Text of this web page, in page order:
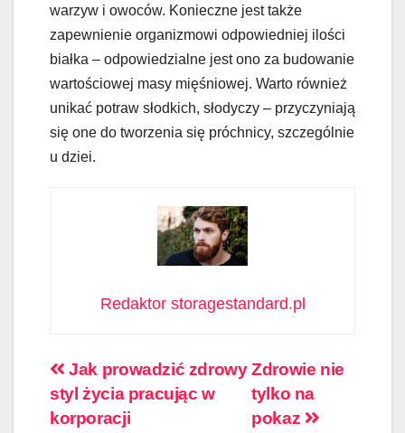
warzyw i owoców. Konieczne jest także
zapewnienie organizmowi odpowiedniej ilości
białka – odpowiedzialne jest ono za budowanie
wartościowej masy mięśniowej. Warto również
unikać potraw słodkich, słodyczy – przyczyniają
się one do tworzenia się próchnicy, szczególnie
u dziei.
Redaktor storagestandard.pl
Nawigacja
wpisu
Zdrowie nie
tylko na
pokaz
Jak prowadzić zdrowy
styl życia pracując w
korporacji